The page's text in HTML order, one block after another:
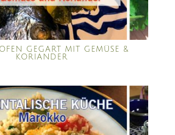
GEGART MIT GEMÜSE &
KORIANDER